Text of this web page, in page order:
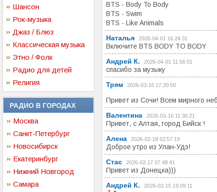
Шансон
Рок-музыка
Джаз / Блюз
Классическая музыка
Этно / Фолк
Радио для детей
Религия
РАДИО В ГОРОДАХ
Москва
Санкт-Петербург
Новосибирск
Екатеринбург
Нижний Новгород
Самара
BTS - Body To Body
BTS - Swim
BTS - Like Animals
Наталья
2026-04-01 16:24:31
Включите BTS BODY TO BODY
Андрей К.
2026-04-01 11:56:01
спасибо за музыку
Трям
2026-03-16 17:20:50
Привет из Сочи! Всем мирного
Валентина
2026-03-16 11:30:21
Привет, с Алтая, город Бийск !
Алена
2026-02-18 02:57:19
Доброе утро из Улан-Удэ!
Стас
2026-02-17 07:48:41
Привет из Донецка)))
Андрей К.
2026-02-15 19:09:11